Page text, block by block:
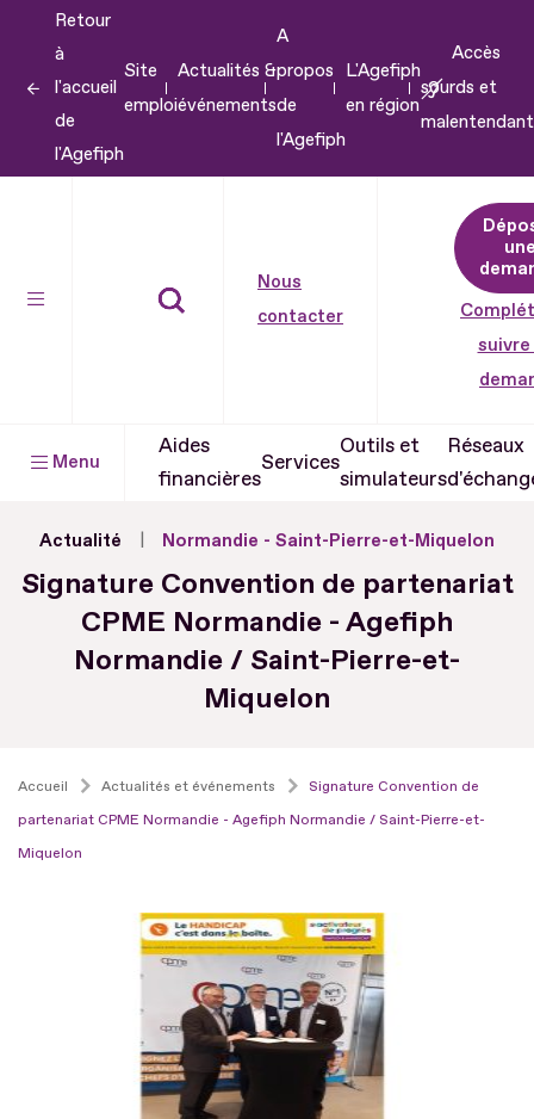
contenu
Retour
à
l'accueil
de
l'Agefiph
Site
emploi
Actualités &
événements
A
propos
de
l'Agefiph
L'Agefiph
en région
Accès
sourds et
Nous
contacter
suivre
Menu
Aides
financières
Services
Outils et
simulateurs
Réseaux
Actualité Normandie - Saint-Pierre-et-Miquelon
Signature Convention de partenariat
CPME Normandie - Agefiph
Normandie / Saint-Pierre-et-
Miquelon
Accueil Actualités et événements
Signature Convention de
partenariat CPME Normandie - Agefiph Normandie / Saint-Pierre-et-
Miquelon